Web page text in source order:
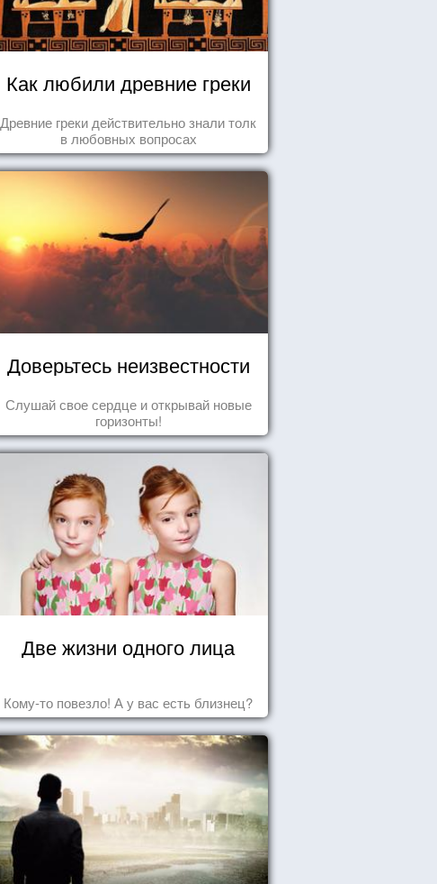
Как любили древние греки
Древние греки действительно знали толк
в любовных вопросах
Доверьтесь неизвестности
Слушай свое сердце и открывай новые
горизонты!
Две жизни одного лица
Кому-то повезло! А у вас есть близнец?